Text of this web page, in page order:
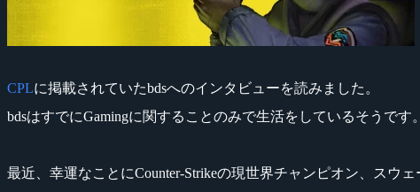
CPLに掲載されていたbdsへのインタビューを読みました。
bdsはすでにGamingに関することのみで生活をしているそうです
最近、幸運なことにCounter-Strikeの現世界チャンピオン、スウ